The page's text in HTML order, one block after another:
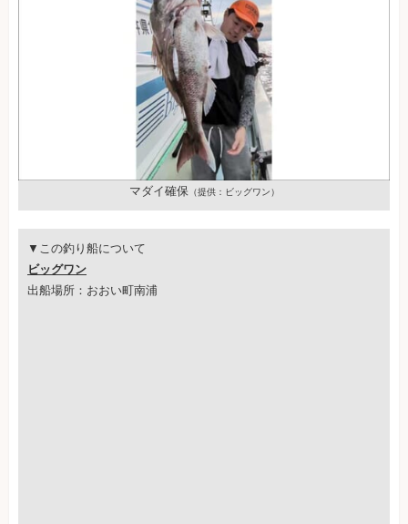
マダイ確保（提供：ビッグワン）
▼この釣り船について
ビッグワン
出船場所：おおい町南浦